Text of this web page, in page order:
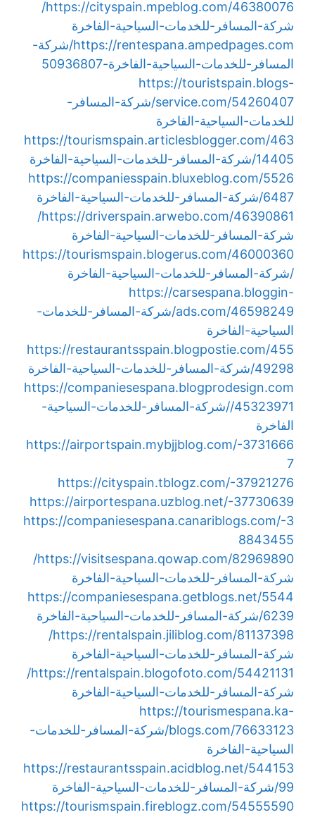
https://cityspain.mpeblog.com/46380076/
شركة-المسافر-للخدمات-السياحية-الفاخرة
https://rentespana.ampedpages.com/شركة-
المسافر-للخدمات-السياحية-الفاخرة-50936807
https://touristspain.blogs-
service.com/54260407/شركة-المسافر-
للخدمات-السياحية-الفاخرة
https://tourismspain.articlesblogger.com/463
14405/شركة-المسافر-للخدمات-السياحية-الفاخرة
https://companiesspain.bluxeblog.com/5526
6487/شركة-المسافر-للخدمات-السياحية-الفاخرة
https://driverspain.arwebo.com/46390861/
شركة-المسافر-للخدمات-السياحية-الفاخرة
https://tourismspain.blogerus.com/46000360
/شركة-المسافر-للخدمات-السياحية-الفاخرة
https://carsespana.bloggin-
ads.com/46598249/شركة-المسافر-للخدمات-
السياحية-الفاخرة
https://restaurantsspain.blogpostie.com/455
49298/شركة-المسافر-للخدمات-السياحية-الفاخرة
https://companiesespana.blogprodesign.com
/45323971/شركة-المسافر-للخدمات-السياحية-
الفاخرة
https://airportspain.mybjjblog.com/-3731666
7
https://cityspain.tblogz.com/-37921276
https://airportespana.uzblog.net/-37730639
https://companiesespana.canariblogs.com/-3
8843455
https://visitsespana.qowap.com/82969890/
شركة-المسافر-للخدمات-السياحية-الفاخرة
https://companiesespana.getblogs.net/5544
6239/شركة-المسافر-للخدمات-السياحية-الفاخرة
https://rentalspain.jiliblog.com/81137398/
شركة-المسافر-للخدمات-السياحية-الفاخرة
https://rentalspain.blogofoto.com/54421131/
شركة-المسافر-للخدمات-السياحية-الفاخرة
https://tourismespana.ka-
blogs.com/76633123/شركة-المسافر-للخدمات-
السياحية-الفاخرة
https://restaurantsspain.acidblog.net/544153
99/شركة-المسافر-للخدمات-السياحية-الفاخرة
https://tourismspain.fireblogz.com/54555590